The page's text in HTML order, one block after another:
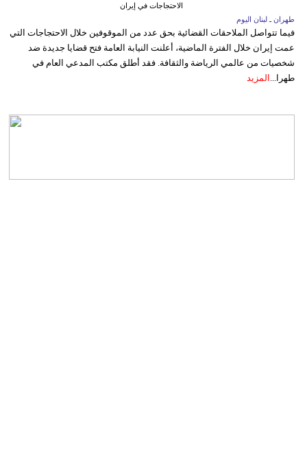
الاحتجاجات في إيران
طهران ـ لبنان اليوم
فيما تتواصل الملاحقات القضائية بحق عدد من الموقوفين خلال الاحتجاجات التي
عمت إيران خلال الفترة الماضية، أعلنت النيابة العامة فتح قضايا جديدة ضد
شخصيات من عالمي الرياضة والثقافة. فقد أطلق مكتب المدعي العام في
طهرا... المزيد